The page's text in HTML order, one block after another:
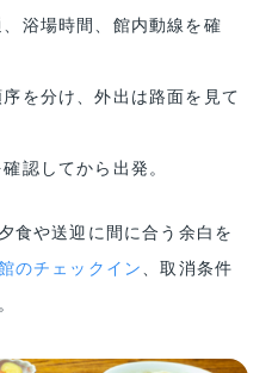
浴場時間、館内動線を確
を分け、外出は路面を見て
認してから出発。
食や送迎に間に合う余白を
のチェックイン
、取消条件